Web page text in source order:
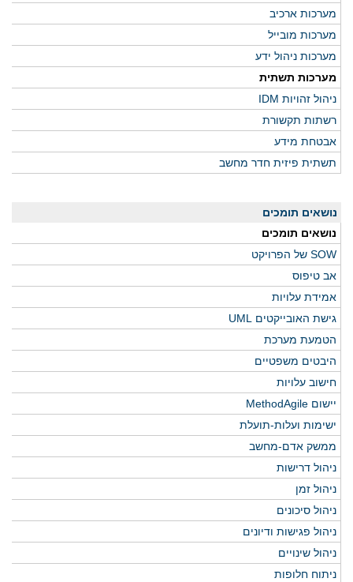
מערכות ארכיב
מערכות מובייל
מערכות ניהול ידע
מערכות תשתית
ניהול זהויות IDM
רשתות תקשורת
אבטחת מידע
תשתית פיזית חדר מחשב
נושאים תומכים
נושאים תומכים
SOW של הפרויקט
אב טיפוס
אמידת עלויות
גישת האובייקטים UML
הטמעת מערכת
היבטים משפטיים
חישוב עלויות
יישום MethodAgile
ישימות ועלות-תועלת
ממשק אדם-מחשב
ניהול דרישות
ניהול זמן
ניהול סיכונים
ניהול פגישות ודיונים
ניהול שינויים
ניתוח חלופות